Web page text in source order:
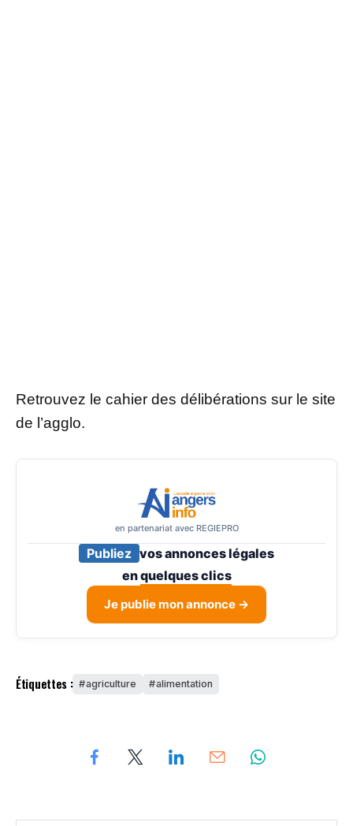
Retrouvez le cahier des délibérations sur le site
de l’agglo.
en partenariat avec REGIEPRO
Publiez vos annonces légales
enquelques clics
Je publie mon annonce →
Étiquettes : agriculture alimentation